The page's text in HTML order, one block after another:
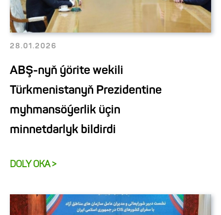
28.01.2026
ABŞ-nyň ýörite wekili
Türkmenistanyň Prezidentine
myhmansöýerlik üçin
minnetdarlyk bildirdi
DOLY OKA >